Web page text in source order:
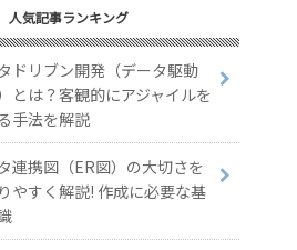
人気記事ランキング
ドリブン開発（データ駆動
とは？客観的にアジャイルを
手法を解説
連携図（ER図）の大切さを
やすく解説! 作成に必要な基